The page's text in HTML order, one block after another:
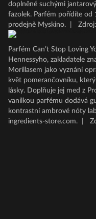
doplněné suchými
fazolek. Parfém pořídíte od
prodejně Myskino.
Parfém Can’t Stop Loving
Hennessyho, zakladatele
Morillasem jako vyznání
květ pomerančovníku,
lásky. Doplňuje jej med z
vanilkou parfému dodává
kontrastní ambrové nóty
ingredients-store.com.